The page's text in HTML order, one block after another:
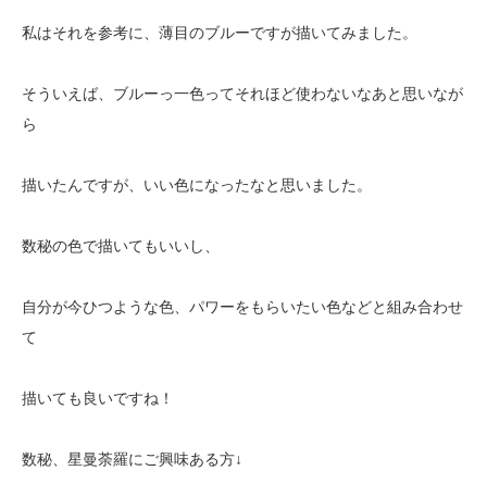
私はそれを参考に、薄目のブルーですが描いてみました。
そういえば、ブルーっ一色ってそれほど使わないなあと思いなが
ら
描いたんですが、いい色になったなと思いました。
数秘の色で描いてもいいし、
自分が今ひつような色、パワーをもらいたい色などと組み合わせ
て
描いても良いですね！
数秘、星曼荼羅にご興味ある方↓